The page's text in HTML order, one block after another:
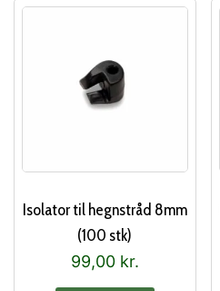
Isolator til hegnstråd 8mm
(100 stk)
99,00 kr.